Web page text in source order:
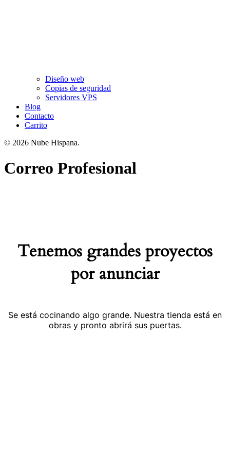
Diseño web
Copias de seguridad
Servidores VPS
Blog
Contacto
Carrito
© 2026 Nube Hispana.
Correo Profesional
Tenemos grandes proyectos
por anunciar
Se está cocinando algo grande. Nuestra tienda está en
obras y pronto abrirá sus puertas.